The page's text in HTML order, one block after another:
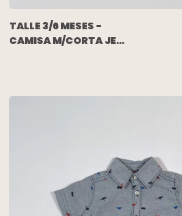
TALLE 3/6 MESES -
CAMISA M/CORTA JEAN